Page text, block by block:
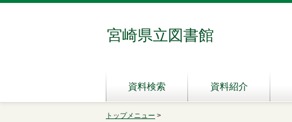
宮崎県立図書館
資料検索 資料紹介
トップメニュー >